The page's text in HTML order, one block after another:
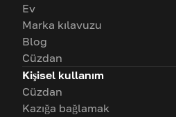
Ev
Marka kılavuzu
Blog
Cüzdan
Kişisel kullanım
Cüzdan
Kazığa bağlamak